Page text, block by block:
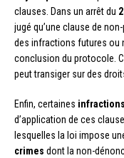
clauses. Dans un arrêt du
jugé qu’une clause de
des infractions futures ou
conclusion du protocole.
peut transiger sur des
Enfin, certaines infractions
d’application de ces
lesquelles la loi impose
crimes dont la non-